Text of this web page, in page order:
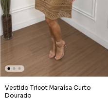
Vestido Tricot Maraísa Curto
Dourado